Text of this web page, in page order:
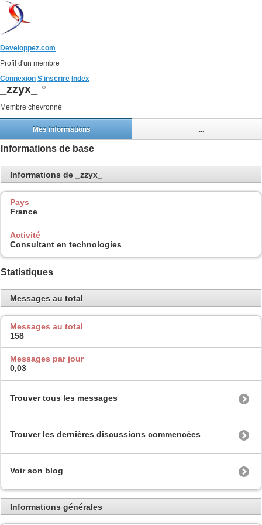
Developpez.com
Profil d'un membre
Connexion S'inscrire Index
_zzyx_
Membre chevronné
Mes informations ...
Informations de base
Informations de _zzyx_
Pays
France
Activité
Consultant en technologies
Statistiques
Messages au total
Messages au total
158
Messages par jour
0,03
Trouver tous les messages
Trouver les dernières discussions commencées
Voir son blog
Informations générales